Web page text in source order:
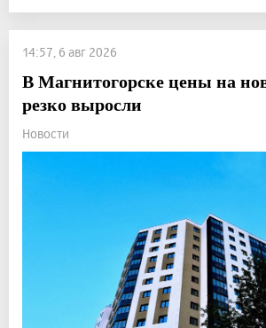
14:57, 6 авг 2026
В Магнитогорске цены на
резко выросли
Новости